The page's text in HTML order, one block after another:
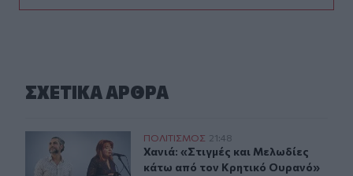
ΣΧΕΤΙΚA AΡΘΡΑ
Χανιά: «Στιγμές και Μελωδίες κάτω από τον Κρητικό
ΠΟΛΙΤΙΣΜΟΣ 21:48
Χανιά: «Στιγμές και Μελωδίες
Χανιά: «Στιγμές και Μελωδίες
κάτω από τον Κρητικό Ουρανό»